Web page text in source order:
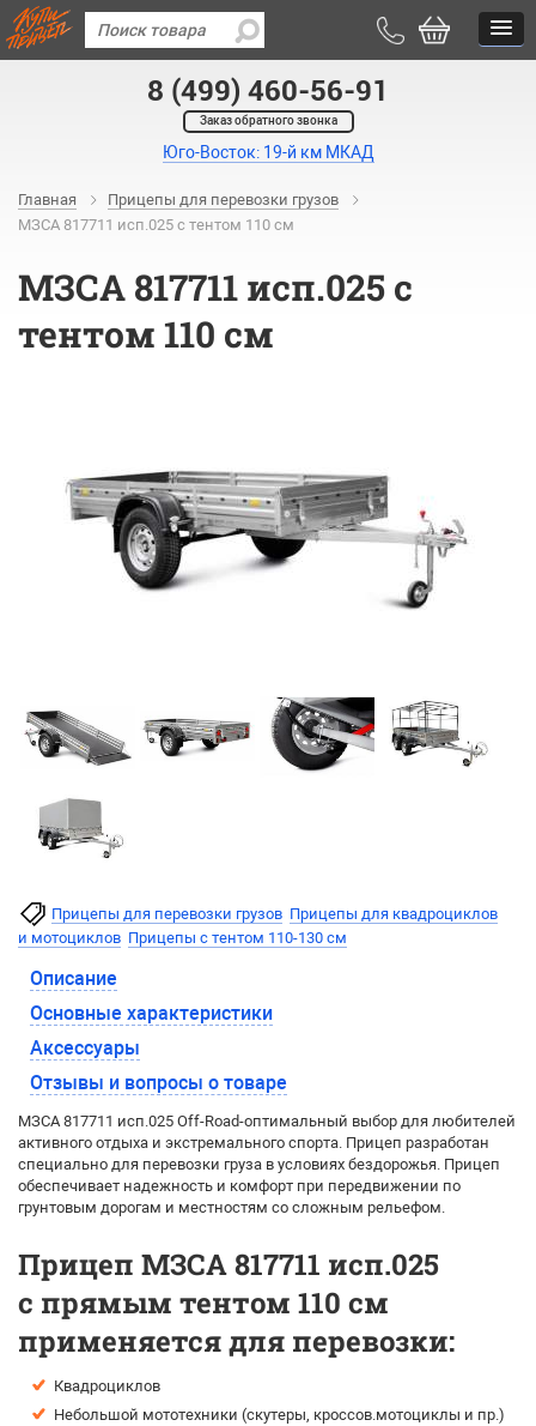
8 (499) 460-56-91
Заказ обратного звонка
Юго-Восток: 19-й км МКАД
Главная
Прицепы для перевозки грузов
МЗСА 817711 исп.025 с тентом 110 см
МЗСА 817711 исп.025 с
тентом 110 см
Прицепы для перевозки грузов Прицепы для квадроциклов
и мотоциклов Прицепы с тентом 110-130 см
Описание
Основные характеристики
Аксессуары
Отзывы и вопросы о товаре
МЗСА 817711 исп.025 Off-Road-оптимальный выбор для любителей
активного отдыха и экстремального спорта. Прицеп разработан
специально для перевозки груза в условиях бездорожья. Прицеп
обеспечивает надежность и комфорт при передвижении по
грунтовым дорогам и местностям со сложным рельефом.
Прицеп МЗСА 817711 исп.025
с прямым тентом 110 см
применяется для перевозки:
Квадроциклов
Небольшой мототехники (скутеры, кроссов.мотоциклы и пр.)